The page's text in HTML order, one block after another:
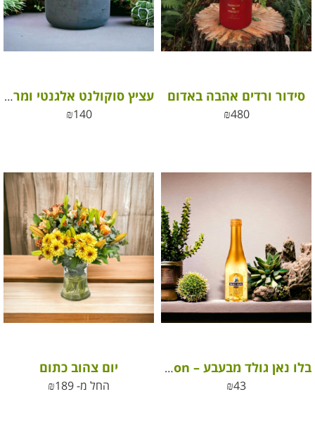
סידור ורדים אהבה באדום
₪480
עציץ סוקולנט אלגנטי ומרשים בכלי קרמיקה
₪140
בלו נאן גולד מבעבע – Blue Nun Sparkling Gold Edition
₪43
יום צהוב כתום
החל מ- ₪189